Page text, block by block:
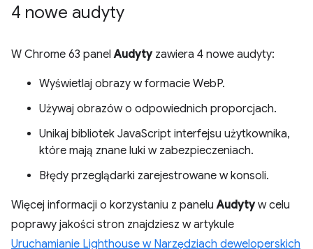
4 nowe audyty
W Chrome 63 panelAudytyzawiera 4 nowe audyty:
Wyświetlaj obrazy w formacie WebP.
Używaj obrazów o odpowiednich proporcjach.
Unikaj bibliotek JavaScript interfejsu użytkownika,
które mają znane luki w zabezpieczeniach.
Błędy przeglądarki zarejestrowane w konsoli.
Więcej informacji o korzystaniu z paneluAudytyw celu
poprawy jakości stron znajdziesz w artykule
Uruchamianie Lighthouse w Narzędziach deweloperskich